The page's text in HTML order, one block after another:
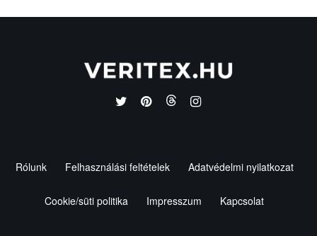
Rólunk Felhasználási feltételek Adatvédelmi nyilatkozat
Cookie/süti politika Impresszum Kapcsolat